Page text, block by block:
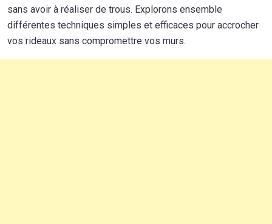
sans avoir à réaliser de trous. Explorons ensemble
différentes techniques simples et efficaces pour accrocher
vos rideaux sans compromettre vos murs.